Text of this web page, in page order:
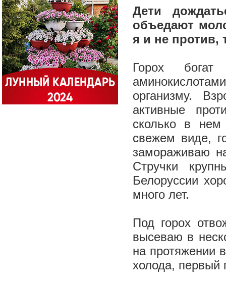
Дети
объедают
я и не против,
Горох
организму.
активные
сколько в
свежем виде,
замораживаю
Стручки
Белоруссии
много лет.
Под горох
высеваю в
на протяжении
холода,